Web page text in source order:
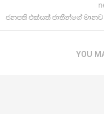
ජනපති එක්සත් ජාතීන්ගේ
YOU